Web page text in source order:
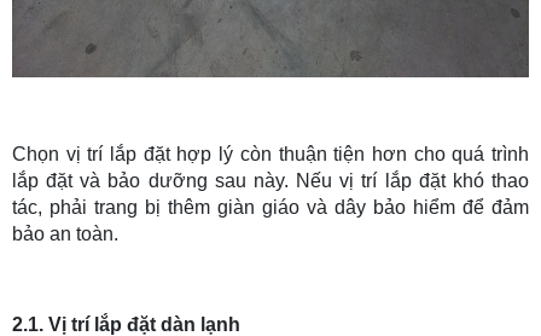
Chọn vị trí lắp đặt hợp lý còn thuận tiện hơn cho quá trình
lắp đặt và bảo dưỡng sau này. Nếu vị trí lắp đặt khó thao
tác, phải trang bị thêm giàn giáo và dây bảo hiểm để đảm
bảo an toàn.
2.1. Vị trí lắp đặt dàn lạnh